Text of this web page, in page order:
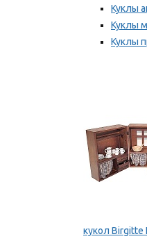
Куклы
Куклы
Куклы
кукол